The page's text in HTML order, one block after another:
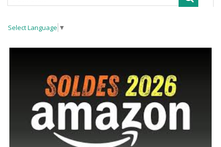
Select Language ▼